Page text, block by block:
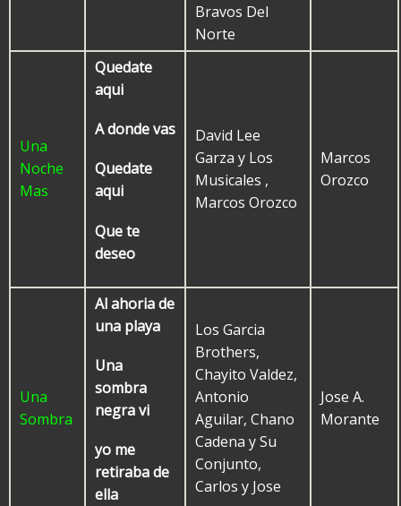
Bravos Del
Norte
Una
Noche
Mas
Quedate
aqui
A donde vas
Quedate
aqui
Que te
deseo
David Lee
Garza y Los
Musicales ,
Marcos Orozco
Marcos
Orozco
Una
Sombra
Al ahoria de
una playa
Una
sombra
negra vi
yo me
retiraba de
ella
Los Garcia
Brothers,
Chayito Valdez,
Antonio
Aguilar, Chano
Cadena y Su
Conjunto,
Carlos y Jose
Jose A.
Morante